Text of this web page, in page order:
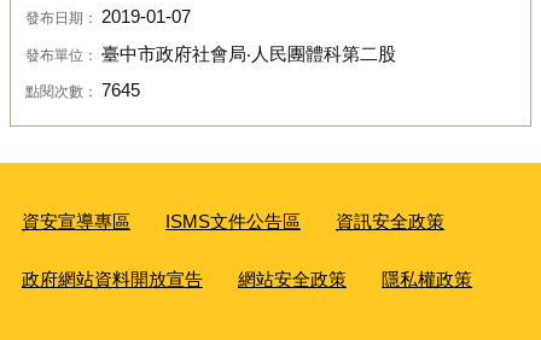
發布日期： 2019-01-07
發布單位： 臺中市政府社會局‧人民團體科第二股
點閱次數： 7645
資安宣導專區 ISMS文件公告區 資訊安全政策
政府網站資料開放宣告 網站安全政策 隱私權政策